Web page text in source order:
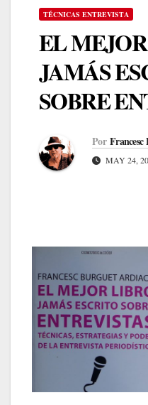
TÉCNICAS ENTREVISTA
EL
JAMÁS
SOBRE
Por
MAY 24,